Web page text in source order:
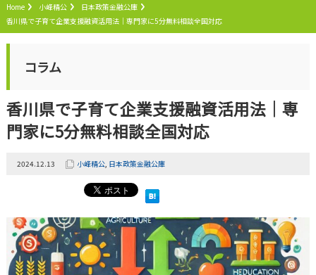
Home 小峰精公
日本政策金融公庫
香川県で子育て企業支援融資活用法｜専門家に5分無料相談全国対応
コラム
香川県で子育て企業支援融資活用法｜専
門家に5分無料相談全国対応
2024.12.13 小峰精公, 日本政策金融公庫